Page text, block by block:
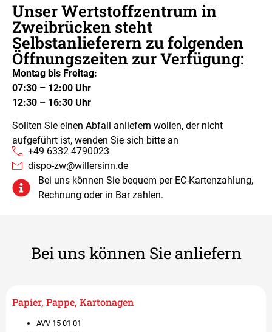
Unser Wertstoffzentrum in
Zweibrücken steht
Selbstanlieferern zu folgenden
Öffnungszeiten zur Verfügung:
Montag bis Freitag:
07:30 – 12:00 Uhr
12:30 – 16:30 Uhr
Sollten Sie einen Abfall anliefern wollen, der nicht
aufgeführt ist, wenden Sie sich bitte an
+49 6332 4790023
dispo-zw@willersinn.de
Bei uns können Sie bequem per EC-Kartenzahlung,
Rechnung oder in Bar zahlen.
Bei uns können Sie anliefern
Papier, Pappe, Kartonagen
AVV 15 01 01​